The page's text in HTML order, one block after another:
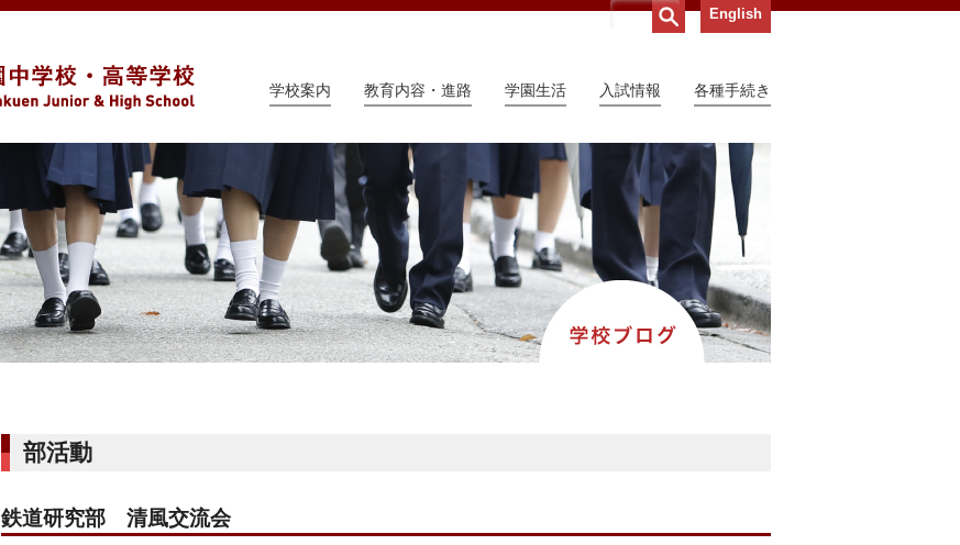
English
学校案内 教育内容・進路 学園生活 入試情報 各種手続き
部活動
鉄道研究部 清風交流会